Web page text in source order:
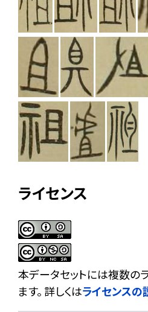
ライセンス
本データセットには複数の
ます。 詳しくはライセンスの